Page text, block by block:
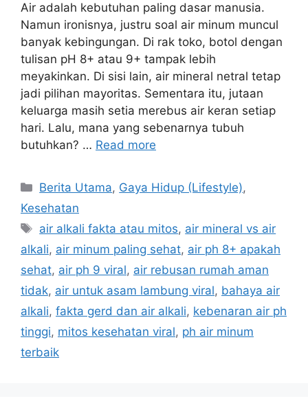
Air adalah kebutuhan paling dasar manusia.
Namun ironisnya, justru soal air minum muncul
banyak kebingungan. Di rak toko, botol dengan
tulisan pH 8+ atau 9+ tampak lebih
meyakinkan. Di sisi lain, air mineral netral tetap
jadi pilihan mayoritas. Sementara itu, jutaan
keluarga masih setia merebus air keran setiap
hari. Lalu, mana yang sebenarnya tubuh
butuhkan? … Read more
C
a
e
g
o
r
i
s
Berita Utama, Gaya Hidup (Lifestyle),
Kesehatan
T
a
s
air alkali fakta atau mitos, air mineral vs air
alkali, air minum paling sehat, air ph 8+ apakah
sehat, air ph 9 viral, air rebusan rumah aman
tidak, air untuk asam lambung viral, bahaya air
alkali, fakta gerd dan air alkali, kebenaran air ph
tinggi, mitos kesehatan viral, ph air minum
terbaik